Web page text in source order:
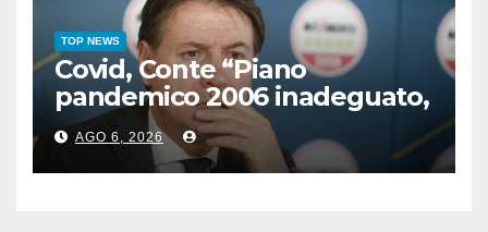
TOP NEWS
Covid, Conte “Piano
pandemico 2006 inadeguato,
virus senza precedenti”
AGO 6, 2026